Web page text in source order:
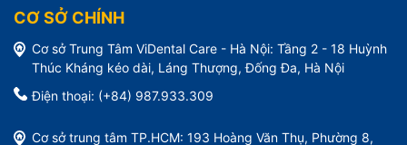
CƠ SỞ CHÍNH
Cơ sở Trung Tâm ViDental Care - Hà Nội: Tầng 2 - 18 Huỳnh
Thúc Kháng kéo dài, Láng Thượng, Đống Đa, Hà Nội
Điện thoại: (+84) 987.933.309
Cơ sở trung tâm TP.HCM: 193 Hoàng Văn Thụ, Phường 8,